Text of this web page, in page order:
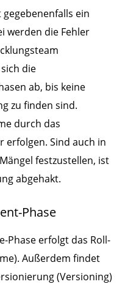
ein
werden die Fehler
die
ab, bis keine
zu finden sind.
durch das
erfolgen. Sind auch in
festzustellen, ist
abgehakt.
Phase
Phase erfolgt das Roll-
Außerdem findet
(Versioning)